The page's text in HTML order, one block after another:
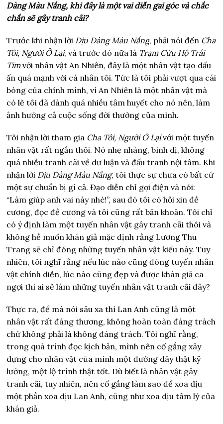
Dàng Màu Nắng, khi đây là một vai diễn gai góc và chắc
chắn sẽ gây tranh cãi?
Trước khi nhận lời Dịu Dàng Màu Nắng, phải nói đến Cha
Tôi, Người Ở Lại, và trước đó nữa là Trạm Cứu Hộ Trái
Timvới nhân vật An Nhiên, đây là một nhân vật tạo dấu
ấn quá mạnh với cá nhân tôi. Tức là tôi phải vượt qua cái
bóng của chính mình, vì An Nhiên là một nhân vật mà
có lẽ tôi đã dành quá nhiều tâm huyết cho nó nên, làm
ảnh hưởng cả cuộc sống đời thường của mình.
Tôi nhận lời tham gia Cha Tôi, Người Ở Lạivới một tuyến
nhân vật rất ngắn thôi. Nó nhẹ nhàng, bình dị, không
quá nhiều tranh cãi về dư luận và đấu tranh nội tâm. Khi
nhận lời Dịu Dàng Màu Nắng, tôi thực sự chưa có bất cứ
một sự chuẩn bị gì cả. Đạo diễn chỉ gọi điện và nói:
“Làm giúp anh vai này nhé!”, sau đó tôi có hỏi xin đề
cương, đọc đề cương và tôi cũng rất băn khoăn. Tôi chỉ
có ý định làm một tuyến nhân vật gây tranh cãi thôi và
không hề muốn khán giả mặc định rằng Lương Thu
Trang sẽ chỉ đóng những tuyến nhân vật kiểu này. Tuy
nhiên, tôi nghĩ rằng nếu lúc nào cũng đóng tuyến nhân
vật chính diễn, lúc nào cũng đẹp và được khán giả ca
ngợi thì ai sẽ làm những tuyến nhân vật tranh cãi đây?
Thực ra, để mà nói sâu xa thì Lan Anh cũng là một
nhân vật rất đáng thương, không hoàn toàn đáng trách
chứ không phải là không đáng trách. Tôi nghĩ rằng,
trong quá trình đọc kịch bản, mình nên cố gắng xây
dựng cho nhân vật của mình một đường dây thật kỹ
lưỡng, một lộ trình thật tốt. Dù biết là nhân vật gây
tranh cãi, tuy nhiên, nên cố gắng làm sao để xoa dịu
một phần xoa dịu Lan Anh, cũng như xoa dịu tâm lý của
khán giả.